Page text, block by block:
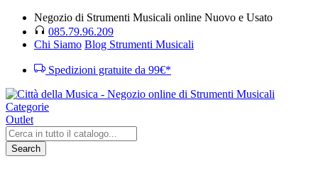
Negozio di Strumenti Musicali online Nuovo e Usato
085.79.96.209
Chi Siamo Blog Strumenti Musicali
Spedizioni gratuite da 99€*
Categorie
Outlet
Search